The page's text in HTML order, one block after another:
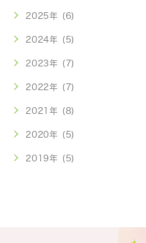
2025年 (6)
2024年 (5)
2023年 (7)
2022年 (7)
2021年 (8)
2020年 (5)
2019年 (5)